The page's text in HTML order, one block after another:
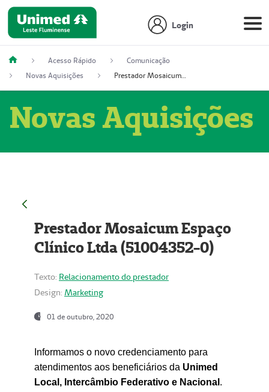
Login
Acesso Rápido
Comunicação
Novas Aquisições
Prestador Mosaicum Espaço Clínico Ltda (51004352-0)
Novas Aquisições
Prestador Mosaicum Espaço
Clínico Ltda (51004352-0)
Texto: Relacionamento do prestador
Design: Marketing
01 de outubro, 2020
Informamos o novo credenciamento para
atendimentos aos beneficiários da Unimed
Local, Intercâmbio Federativo e Nacional .